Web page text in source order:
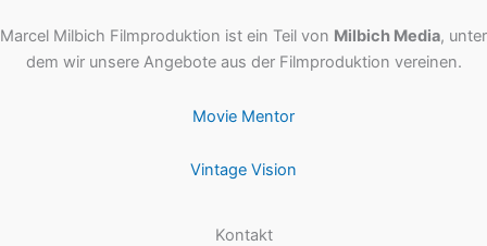
Marcel Milbich Filmproduktion ist ein Teil von Milbich Media, unter
dem wir unsere Angebote aus der Filmproduktion vereinen.
Movie Mentor
Vintage Vision
Kontakt